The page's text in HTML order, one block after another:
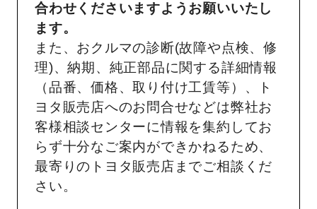
合わせくださいますようお願いいたし
ます。
また、おクルマの診断(故障や点検、修
理)、納期、純正部品に関する詳細情報
（品番、価格、取り付け工賃等）、ト
ヨタ販売店へのお問合せなどは弊社お
客様相談センターに情報を集約してお
らず十分なご案内ができかねるため、
最寄りのトヨタ販売店までご相談くだ
さい。